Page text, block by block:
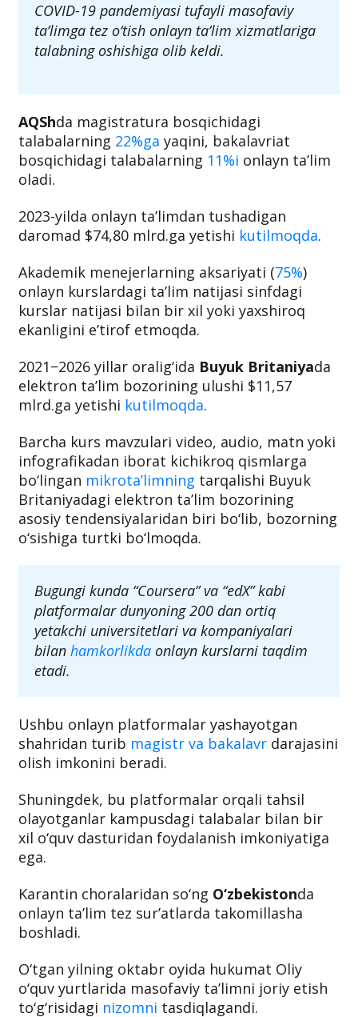
COVID-19 pandemiyasi tufayli masofaviy
ta’limga tez o‘tish onlayn ta’lim xizmatlariga
talabning oshishiga olib keldi.
AQShda magistratura bosqichidagi
talabalarning 22%ga yaqini, bakalavriat
bosqichidagi talabalarning 11%i onlayn ta’lim
oladi.
2023-yilda onlayn ta’limdan tushadigan
daromad $74,80 mlrd.ga yetishi kutilmoqda.
Akademik menejerlarning aksariyati (75%)
onlayn kurslardagi ta’lim natijasi sinfdagi
kurslar natijasi bilan bir xil yoki yaxshiroq
ekanligini e’tirof etmoqda.
2021−2026 yillar oralig‘ida Buyuk Britaniyada
elektron ta’lim bozorining ulushi $11,57
mlrd.ga yetishi kutilmoqda.
Barcha kurs mavzulari video, audio, matn yoki
infografikadan iborat kichikroq qismlarga
bo‘lingan mikrota’limning tarqalishi Buyuk
Britaniyadagi elektron ta’lim bozorining
asosiy tendensiyalaridan biri bo‘lib, bozorning
o‘sishiga turtki bo‘lmoqda.
Bugungi kunda “Coursera” va “edX” kabi
platformalar dunyoning 200 dan ortiq
yetakchi universitetlari va kompaniyalari
bilan hamkorlikda onlayn kurslarni taqdim
etadi.
Ushbu onlayn platformalar yashayotgan
shahridan turib magistr va bakalavr darajasini
olish imkonini beradi.
Shuningdek, bu platformalar orqali tahsil
olayotganlar kampusdagi talabalar bilan bir
xil o‘quv dasturidan foydalanish imkoniyatiga
ega.
Karantin choralaridan so‘ng O‘zbekistonda
onlayn ta’lim tez sur’atlarda takomillasha
boshladi.
O‘tgan yilning oktabr oyida hukumat Oliy
o‘quv yurtlarida masofaviy ta’limni joriy etish
to‘g‘risidagi nizomni tasdiqlagandi.